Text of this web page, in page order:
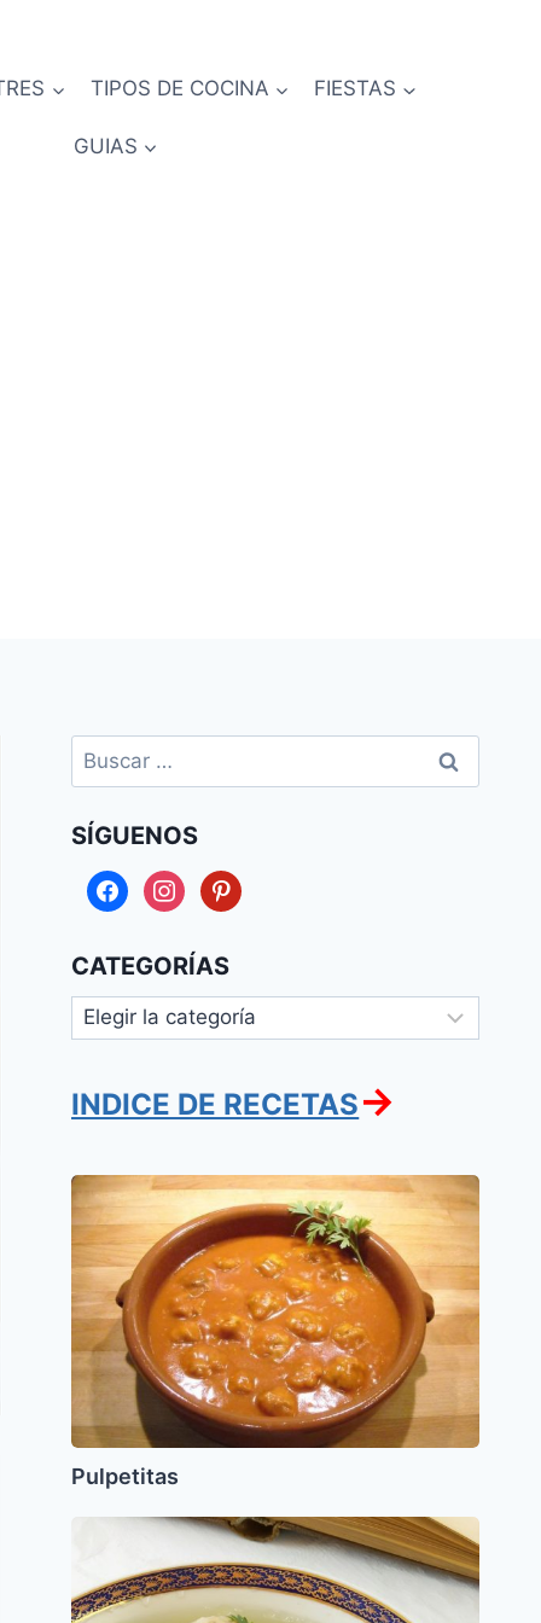
TIPOS DE COCINA FIESTAS
GUIAS
Buscar:
SÍGUENOS
facebookinstagrampinterest
CATEGORÍAS
Categorías
INDICE DE RECETAS→
Pulpetitas
Pulpetitas
Kneidelaj
(Bolitas